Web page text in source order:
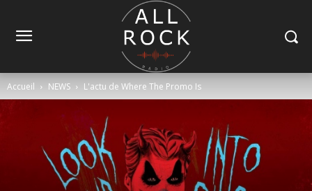
Accueil NEWS L'actu de Where The Promo Is